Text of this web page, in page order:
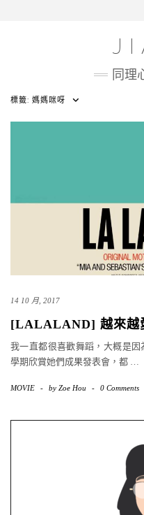
同理
標籤: 媽媽咪呀
14 10 月, 2017
[LALALAND] 越來越
我一直都很喜歡舞蹈，大概是
學期欣賞她們成果發表會，都 …
MOVIE - by Zoe Hou - 0 Comments